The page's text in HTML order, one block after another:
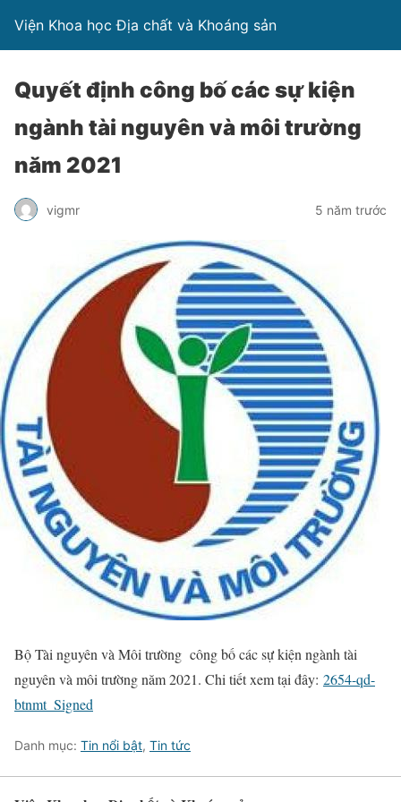
Viện Khoa học Địa chất và Khoáng sản
Quyết định công bố các sự kiện
ngành tài nguyên và môi trường
năm 2021
vigmr 5 năm trước
Bộ Tài nguyên và Môi trường công bố các sự kiện ngành tài
nguyên và môi trường năm 2021. Chi tiết xem tại đây: 2654-qd-
btnmt_Signed
Danh mục: Tin nổi bật, Tin tức